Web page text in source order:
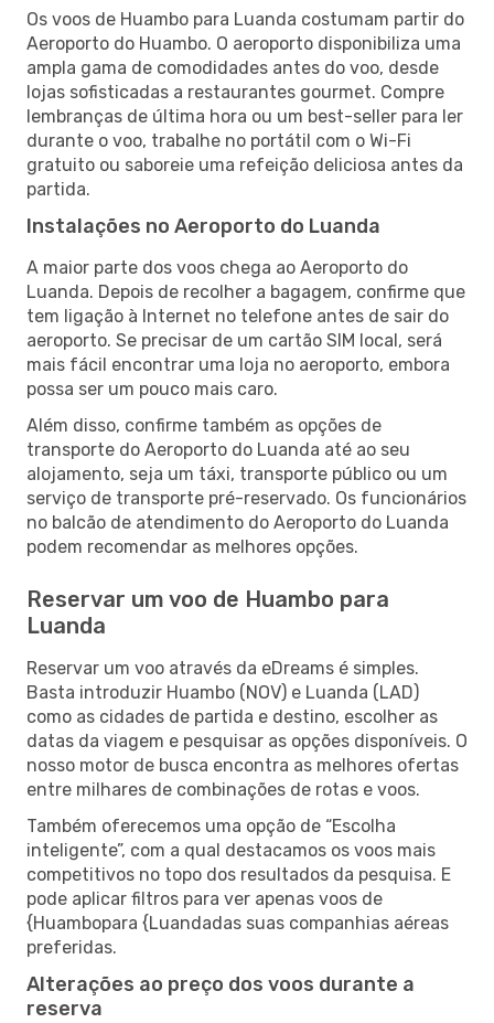
Os voos de Huambo para Luanda costumam partir do
Aeroporto do Huambo. O aeroporto disponibiliza uma
ampla gama de comodidades antes do voo, desde
lojas sofisticadas a restaurantes gourmet. Compre
lembranças de última hora ou um best-seller para ler
durante o voo, trabalhe no portátil com o Wi-Fi
gratuito ou saboreie uma refeição deliciosa antes da
partida.
Instalações no Aeroporto do Luanda
A maior parte dos voos chega ao Aeroporto do
Luanda. Depois de recolher a bagagem, confirme que
tem ligação à Internet no telefone antes de sair do
aeroporto. Se precisar de um cartão SIM local, será
mais fácil encontrar uma loja no aeroporto, embora
possa ser um pouco mais caro.
Além disso, confirme também as opções de
transporte do Aeroporto do Luanda até ao seu
alojamento, seja um táxi, transporte público ou um
serviço de transporte pré-reservado. Os funcionários
no balcão de atendimento do Aeroporto do Luanda
podem recomendar as melhores opções.
Reservar um voo de Huambo para
Luanda
Reservar um voo através da eDreams é simples.
Basta introduzir Huambo (NOV) e Luanda (LAD)
como as cidades de partida e destino, escolher as
datas da viagem e pesquisar as opções disponíveis. O
nosso motor de busca encontra as melhores ofertas
entre milhares de combinações de rotas e voos.
Também oferecemos uma opção de “Escolha
inteligente”, com a qual destacamos os voos mais
competitivos no topo dos resultados da pesquisa. E
pode aplicar filtros para ver apenas voos de
{Huambopara {Luandadas suas companhias aéreas
preferidas.
Alterações ao preço dos voos durante a
reserva